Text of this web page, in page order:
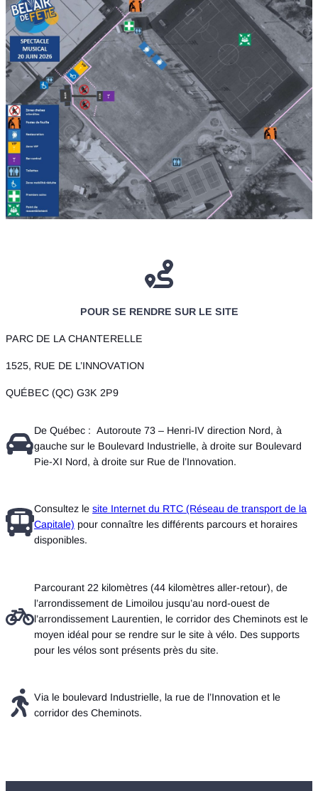
POUR SE RENDRE SUR LE SITE
PARC DE LA CHANTERELLE
1525, RUE DE L’INNOVATION
QUÉBEC (QC) G3K 2P9
De Québec : Autoroute 73 – Henri-IV direction Nord, à
gauche sur le Boulevard Industrielle, à droite sur Boulevard
Pie-XI Nord, à droite sur Rue de l’Innovation.
Consultez le site Internet du RTC (Réseau de transport de la
Capitale) pour connaître les différents parcours et horaires
disponibles.
Parcourant 22 kilomètres (44 kilomètres aller-retour), de
l’arrondissement de Limoilou jusqu’au nord-ouest de
l’arrondissement Laurentien, le corridor des Cheminots est le
moyen idéal pour se rendre sur le site à vélo. Des supports
pour les vélos sont présents près du site.
Via le boulevard Industrielle, la rue de l’Innovation et le
corridor des Cheminots.